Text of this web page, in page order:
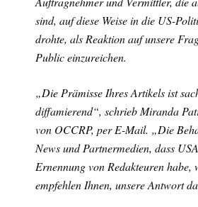
sind, auf diese Weise in die US-
drohte, als Reaktion auf unsere
Public einzureichen.
„Die Prämisse Ihres Artikels ist
diffamierend“, schrieb Miranda
von OCCRP, per E-Mail. „Die
News und Partnermedien, dass
Ernennung von Redakteuren
empfehlen Ihnen, unsere Antwort